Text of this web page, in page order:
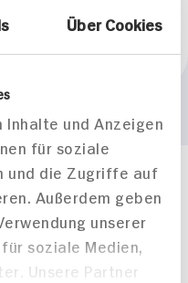
Über Cookies
Inhalte und Anzeigen
für soziale
und die Zugriffe auf
Außerdem geben
unserer
soziale Medien,
Unsere Partner